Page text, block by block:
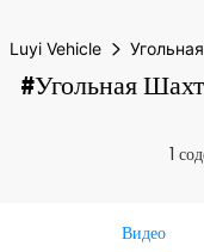
Luyi Vehicle
#Угольная
1
Видео